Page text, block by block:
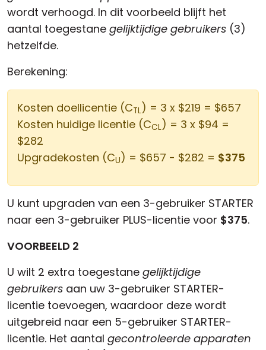
wordt verhoogd. In dit voorbeeld blijft het
aantal toegestane gelijktijdige gebruikers (3)
hetzelfde.
Berekening:
Kosten doellicentie (CTL) = 3 x $219 = $657
Kosten huidige licentie (CCL) = 3 x $94 =
$282
Upgradekosten (CU) = $657 - $282 = $375
U kunt upgraden van een 3-gebruiker STARTER
naar een 3-gebruiker PLUS-licentie voor $375.
VOORBEELD 2
U wilt 2 extra toegestane gelijktijdige
gebruikers aan uw 3-gebruiker STARTER-
licentie toevoegen, waardoor deze wordt
uitgebreid naar een 5-gebruiker STARTER-
licentie. Het aantal gecontroleerde apparaten